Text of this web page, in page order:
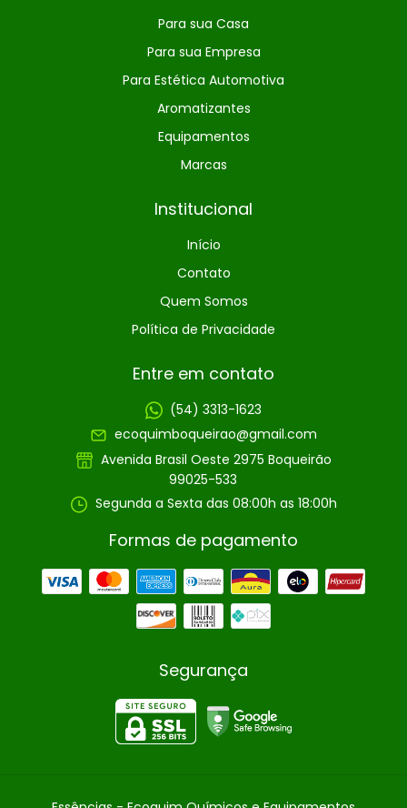
Para sua Casa
Para sua Empresa
Para Estética Automotiva
Aromatizantes
Equipamentos
Marcas
Institucional
Início
Contato
Quem Somos
Política de Privacidade
Entre em contato
(54) 3313-1623
ecoquimboqueirao@gmail.com
Avenida Brasil Oeste 2975 Boqueirão
99025-533
Segunda a Sexta das 08:00h as 18:00h
Formas de pagamento
Segurança